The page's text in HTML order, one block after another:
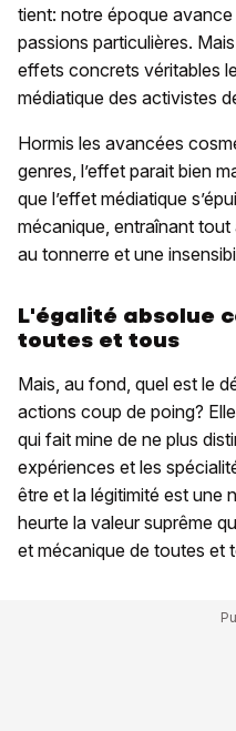
tient: notre époque
passions particulières.
effets concrets véritables
médiatique des activistes
Hormis les avancées
genres, l’effet parait bien
que l’effet médiatique
mécanique, entraînant
au tonnerre et une
L'égalité absolue
toutes et tous
Mais, au fond, quel est le
actions coup de poing?
qui fait mine de ne plus
expériences et les
être et la légitimité est une
heurte la valeur suprême
et mécanique de toutes et